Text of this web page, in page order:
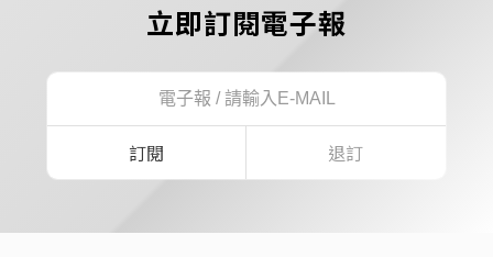
立即訂閱電子報
訂閱 退訂